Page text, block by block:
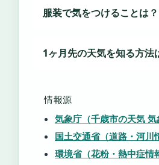
服装で気をつけることは？
1ヶ月先の天気を知る方法
情報源
気象庁（千歳市の天気 気
国土交通省（道路・河川
環境省（花粉・熱中症情